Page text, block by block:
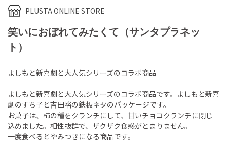
PLUSTA ONLINE STORE
笑いにおぼれてみたくて（サンタプラネッ
ト）
よしもと新喜劇と大人気シリーズのコラボ商品
よしもと新喜劇と大人気シリーズのコラボ商品です。よしもと新喜
劇のすち子と吉田裕の鉄板ネタのパッケージです。
お菓子は、柿の種をクランチにして、甘いチョコクランチに閉じ
込めました。相性抜群で、ザクザク食感がとまりません。
一度食べるとやみつきになる商品です。